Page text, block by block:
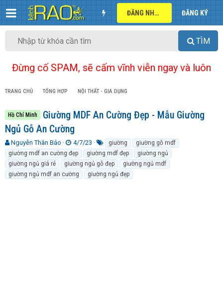
ĐĂNG NHẬP ĐĂNG KÝ
TÌM
Đừng cố SPAM, sẽ cấm vĩnh viễn ngay và luôn
TRANG CHỦ TỔNG HỢP NỘI THẤT - GIA DỤNG
Hồ Chí Minh
Giường MDF An Cường Đẹp - Mẫu Giường
Ngủ Gỗ An Cường
T
h
r
e
a
Nguyễn Thân Bảo
N
g
à
y
g
4/7/23
ừ
k
h
ó
giường
giường gỗ mdf
giường mdf an cường đẹp
giường mdf đẹp
giường ngủ
giường ngủ giá rẻ
giường ngủ gỗ đẹp
giường ngủ mdf
giường ngủ mdf an cường
giường ngủ đẹp